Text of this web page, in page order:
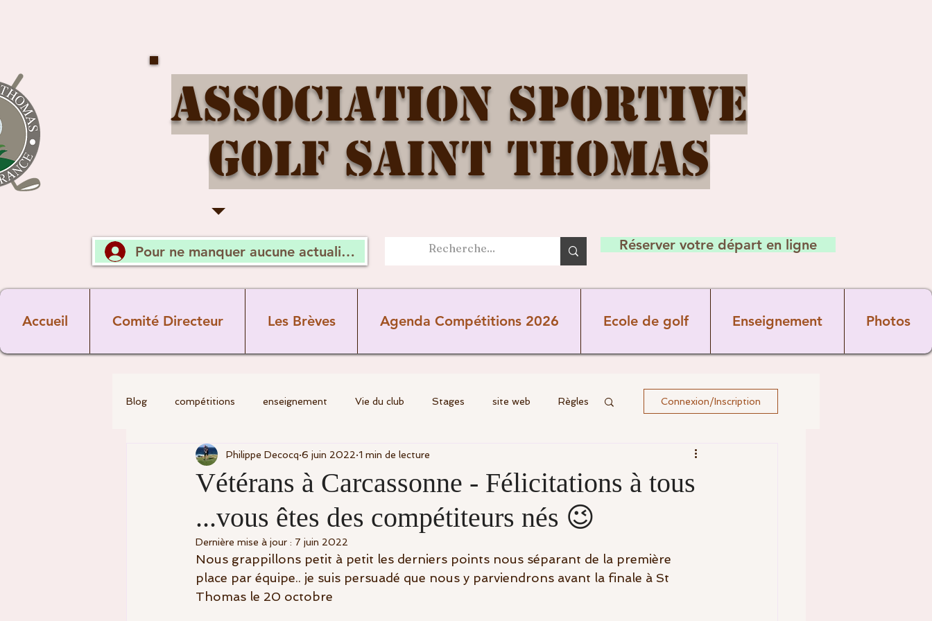
Association Sportive
Golf Saint Thomas
Pour ne manquer aucune actualité, connectez vous Réserver votre départ en ligne
Accueil Comité Directeur Les Brèves Agenda Compétitions 2026 Ecole de golf Enseignement Photos
Blog compétitions enseignement Vie du club Stages site web Règles
Divers Les Pros Cours Ecole de golf
comité directeur Parcours commission terrain
commission sportive Vétérans Seniors Jeunes Féminines
Connexion/Inscription
Vétérans à Carcassonne - Félicitations à tous
...vous êtes des compétiteurs nés 😉
Philippe Decocq 6 juin 2022 1 min de lecture
Dernière mise à jour : 7 juin 2022
Nous grappillons petit à petit les derniers points nous séparant de la première
place par équipe.. je suis persuadé que nous y parviendrons avant la finale à St
Thomas le 20 octobre